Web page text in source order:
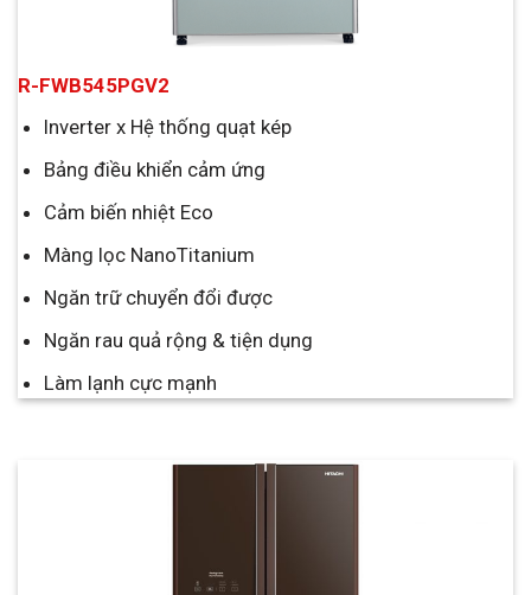
R-FWB545PGV2
Inverter x Hệ thống quạt kép
Bảng điều khiển cảm ứng
Cảm biến nhiệt Eco
Màng lọc NanoTitanium
Ngăn trữ chuyển đổi được
Ngăn rau quả rộng & tiện dụng
Làm lạnh cực mạnh